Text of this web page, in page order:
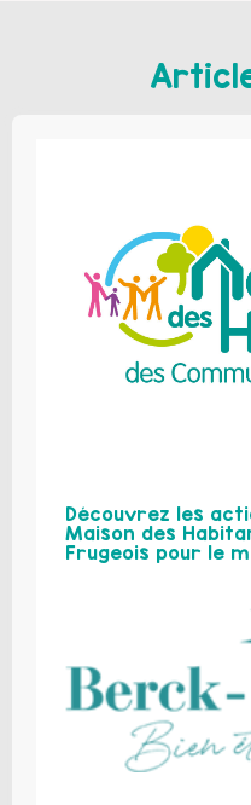
Découvrez les
Maison des
Frugeois pour le